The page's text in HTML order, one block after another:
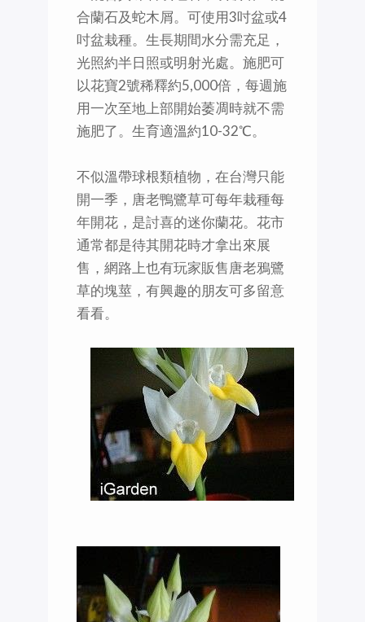
合蘭石及蛇木屑。可使用3吋盆或4
吋盆栽種。生長期間水分需充足，
光照約半日照或明射光處。施肥可
以花寶2號稀釋約5,000倍，每週施
用一次至地上部開始萎凋時就不需
施肥了。生育適溫約10-32℃。
不似溫帶球根類植物，在台灣只能
開一季，唐老鴨鷺草可每年栽種每
年開花，是討喜的迷你蘭花。花市
通常都是待其開花時才拿出來展
售，網路上也有玩家販售唐老鴉鷺
草的塊莖，有興趣的朋友可多留意
看看。